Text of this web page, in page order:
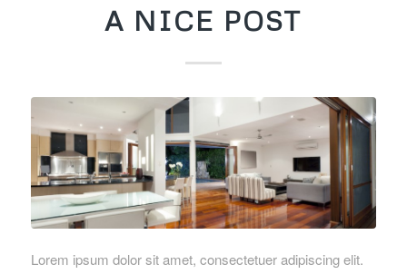
A NICE POST
Lorem ipsum dolor sit amet, consectetuer adipiscing elit.